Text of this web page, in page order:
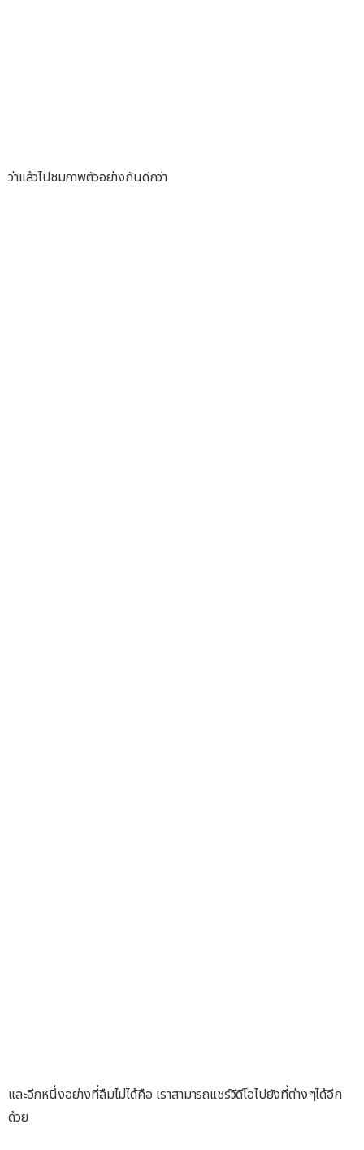
ว่าแล้วไปชมภาพตัวอย่างกันดีกว่า
และอีกหนึ่งอย่างที่ลืมไม่ได้คือ เราสามารถแชร์วีดีโอไปยังที่ต่างๆได้อีก
ด้วย